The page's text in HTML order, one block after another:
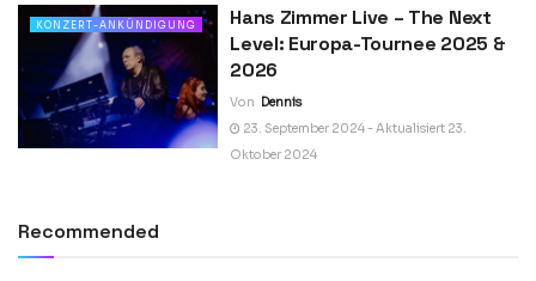
KONZERT-ANKÜNDIGUNG
Hans Zimmer Live – The Next
Level: Europa-Tournee 2025 &
2026
Von Dennis
23. September 2024 - Aktualisiert 23.
Oktober 2024
Recommended